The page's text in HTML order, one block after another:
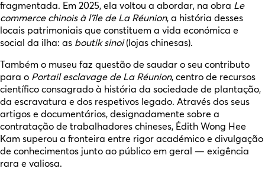
fragmentada. Em 2025, ela voltou a abordar, na obra Le
commerce chinois à l’île de La Réunion, a história desses
locais patrimoniais que constituem a vida económica e
social da ilha: as boutik sinoi(lojas chinesas).
Também o museu faz questão de saudar o seu contributo
para o Portail esclavage de La Réunion, centro de recursos
científico consagrado à história da sociedade de plantação,
da escravatura e dos respetivos legado. Através dos seus
artigos e documentários, designadamente sobre a
contratação de trabalhadores chineses, Édith Wong Hee
Kam superou a fronteira entre rigor académico e divulgação
de conhecimentos junto ao público em geral — exigência
rara e valiosa.